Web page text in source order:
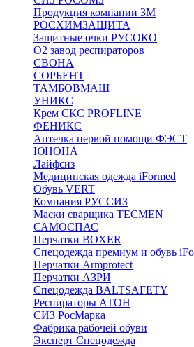
Продукция компании 3M
РОСХИМЗАЩИТА
Защитные очки РУСОКО
О2 завод респираторов
СВОНА
СОРБЕНТ
ТАМБОВМАШ
УНИКС
Крем СКС PROFLINE
ФЕНИКС
Аптечка первой помощи ФЭСТ
ЮНОНА
Лайфсиз
Медицинская одежда iFormed
Обувь VERT
Компания РУССИЗ
Маски сварщика TECMEN
САМОСПАС
Перчатки BOXER
Спецодежда премиум и обувь
Перчатки Armprotect
Перчатки АЗРИ
Спецодежда BALTSAFETY
Респираторы АТОН
СИЗ РосМарка
Фабрика рабочей обуви
Эксперт Спецодежда